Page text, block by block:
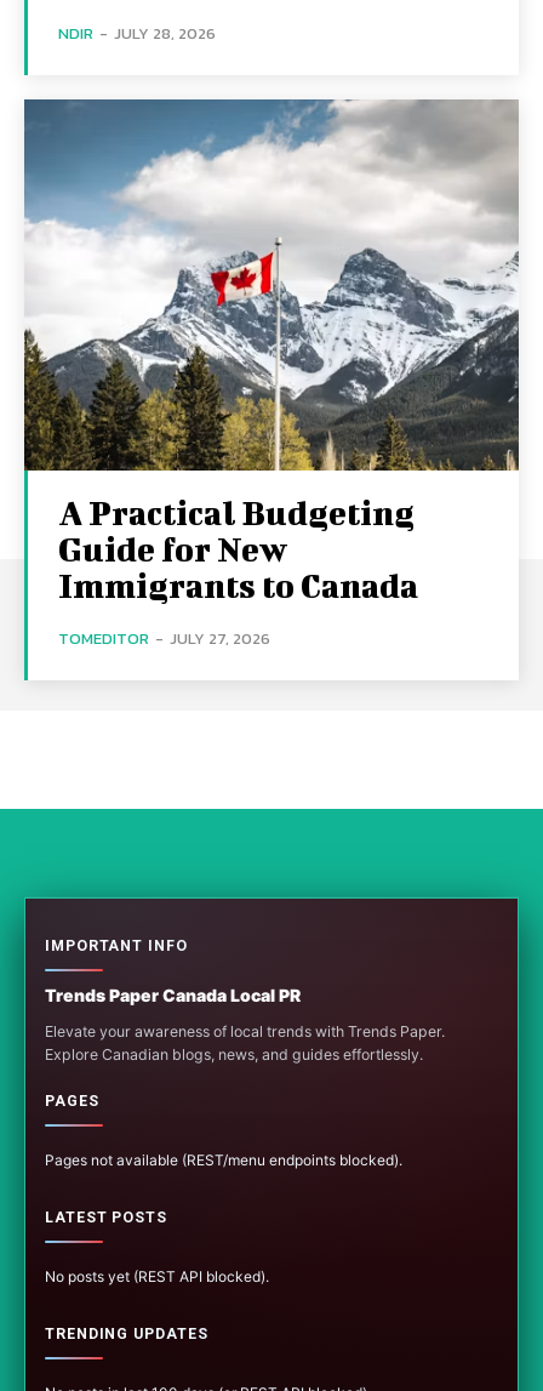
NDIR - JULY 28, 2026
A Practical Budgeting
Guide for New
Immigrants to Canada
TOMEDITOR - JULY 27, 2026
IMPORTANT INFO
Trends Paper Canada Local PR
Elevate your awareness of local trends with Trends Paper.
Explore Canadian blogs, news, and guides effortlessly.
PAGES
Pages not available (REST/menu endpoints blocked).
LATEST POSTS
No posts yet (REST API blocked).
TRENDING UPDATES